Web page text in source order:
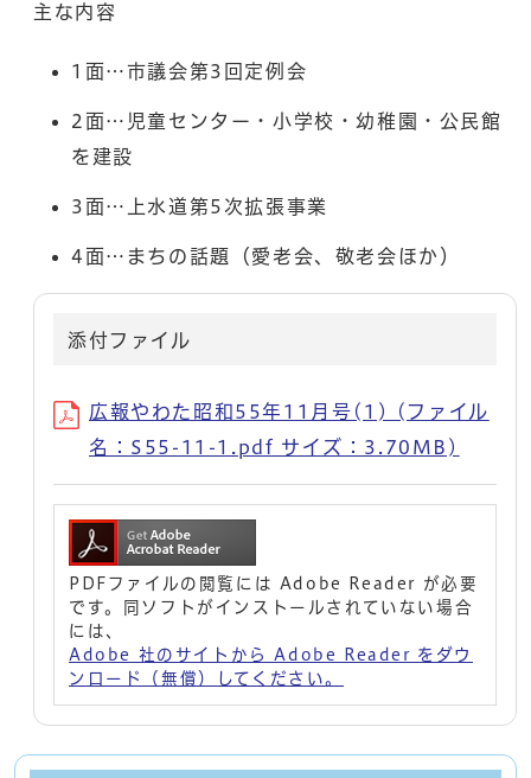
主な内容
1面…市議会第3回定例会
2面…児童センター・小学校・幼稚園・公民館
を建設
3面…上水道第5次拡張事業
4面…まちの話題（愛老会、敬老会ほか）
添付ファイル
広報やわた昭和55年11月号(1) (ファイル
名：S55-11-1.pdf サイズ：3.70MB)
PDFファイルの閲覧には Adobe Reader が必要
です。同ソフトがインストールされていない場合
には、
Adobe 社のサイトから Adobe Reader をダウ
ンロード（無償）してください。